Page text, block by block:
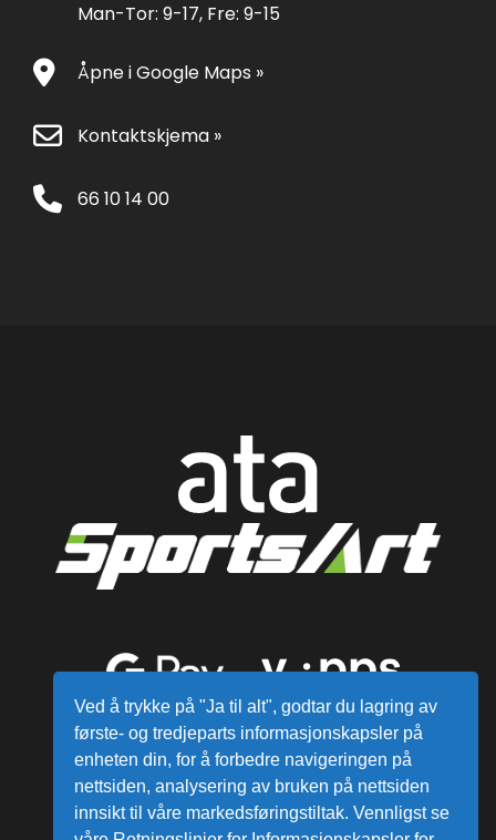
Man-Tor: 9-17, Fre: 9-15
Åpne i Google Maps »
Kontaktskjema »
66 10 14 00
Ved å trykke på "Ja til alt", godtar du lagring av
første- og tredjeparts informasjonskapsler på
enheten din, for å forbedre navigeringen på
nettsiden, analysering av bruken på nettsiden
innsikt til våre markedsføringstiltak. Vennligst se